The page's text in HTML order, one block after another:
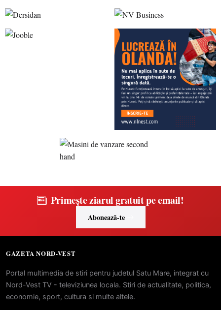
Primește ziarul gratuit pe email!
Abonează-te
GAZETA NORD-VEST
Portal multimedia de stiri pentru judetul Satu Mare, integrat cu
Nord-Vest TV - televiziunea locala. Stiri de actualitate, politica,
economie, sport, cultura si multe altele.